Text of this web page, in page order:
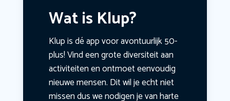
Wat is Klup?
Klup is dé app voor avontuurlijk 50-
plus! Vind een grote diversiteit aan
activiteiten en ontmoet eenvoudig
nieuwe mensen. Dit wil je echt niet
missen dus we nodigen je van harte